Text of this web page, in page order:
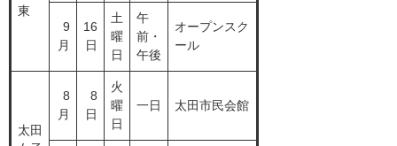
東
9
月
16
日
土
曜
日
午
前・
午後
オープンスク
ール
太田
8
月
8
日
火
曜
日
一日 太田市民会館